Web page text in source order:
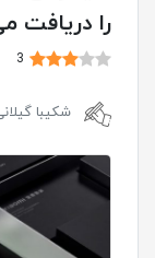
را دریافت
3
شکیبا